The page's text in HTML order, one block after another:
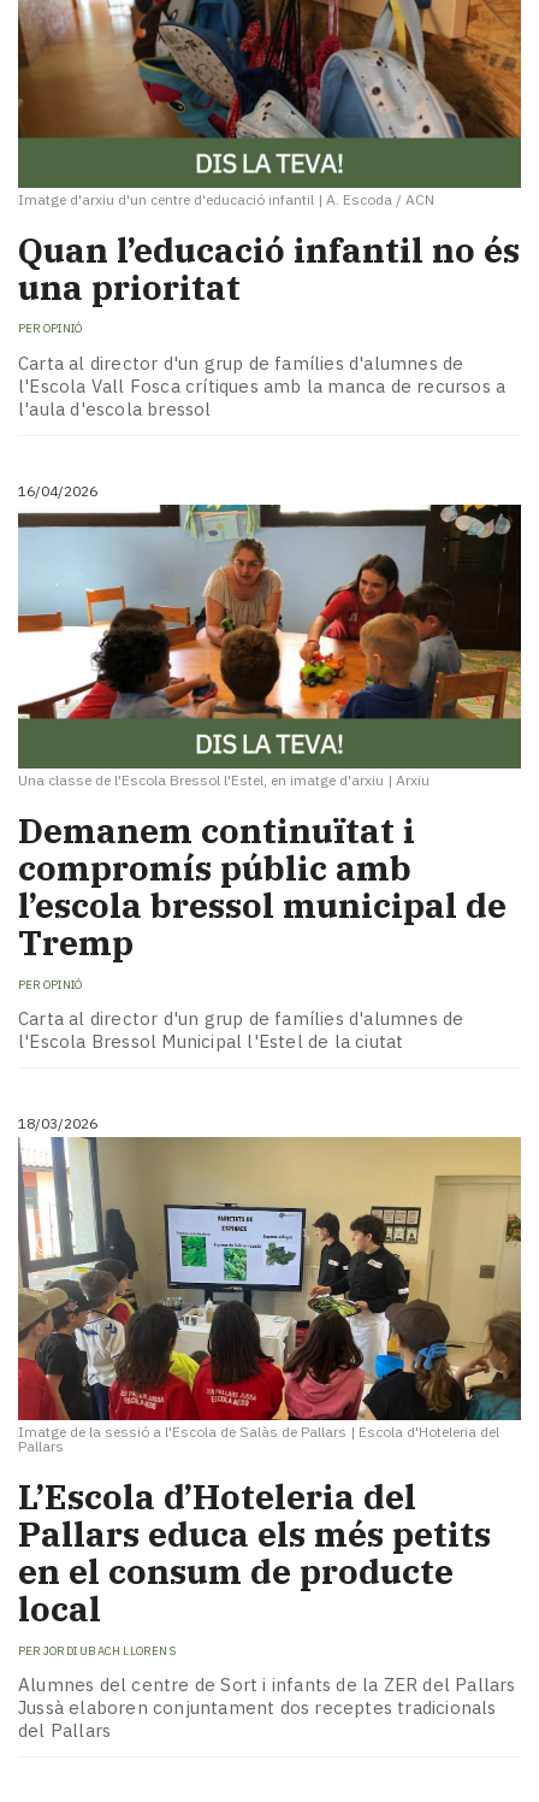
Imatge d'arxiu d'un centre d'educació infantil | A. Escoda / ACN
Quan l’educació infantil no és
una prioritat
PER OPINIÓ
Carta al director d'un grup de famílies d'alumnes de
l'Escola Vall Fosca crítiques amb la manca de recursos a
l'aula d'escola bressol
16/04/2026
Una classe de l'Escola Bressol l'Estel, en imatge d'arxiu | Arxiu
Demanem continuïtat i
compromís públic amb
l’escola bressol municipal de
Tremp
PER OPINIÓ
Carta al director d'un grup de famílies d'alumnes de
l'Escola Bressol Municipal l'Estel de la ciutat
18/03/2026
Imatge de la sessió a l'Escola de Salàs de Pallars | Escola d'Hoteleria del
Pallars
L’Escola d’Hoteleria del
Pallars educa els més petits
en el consum de producte
local
PER JORDI UBACH LLORENS
Alumnes del centre de Sort i infants de la ZER del Pallars
Jussà elaboren conjuntament dos receptes tradicionals
del Pallars